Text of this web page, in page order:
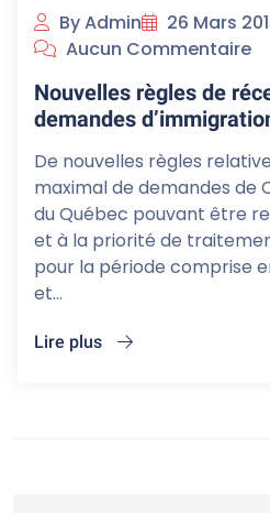
By Admin
26 Mars
Aucun Commentaire
Nouvelles règles de
demandes
De nouvelles règles
maximal de demandes de
du Québec pouvant être
et à la priorité de
pour la période comprise
et...
Lire plus